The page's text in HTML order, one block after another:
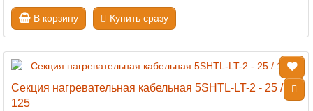
В корзину Купить сразу
Секция нагревательная кабельная 5SHTL-LT-2 - 25 /
125